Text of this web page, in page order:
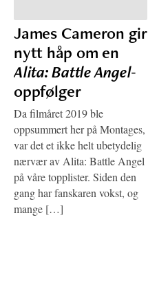
James Cameron gir
nytt håp om en
Alita: Battle Angel-
oppfølger
Da filmåret 2019 ble
oppsummert her på Montages,
var det et ikke helt ubetydelig
nærvær av Alita: Battle Angel
på våre topplister. Siden den
gang har fanskaren vokst, og
mange […]